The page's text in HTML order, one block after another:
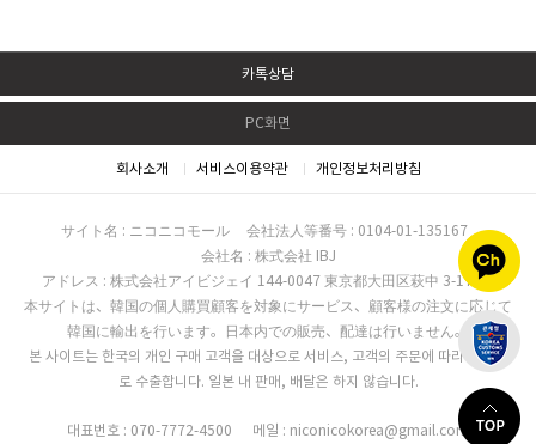
카톡상담
PC화면
회사소개 서비스이용약관 개인정보처리방침
サイト名 : ニコニコモール
会社法人等番号 : 0104-01-135167
会社名 : 株式会社 IBJ
アドレス : 株式会社アイビジェイ 144-0047 東京都大田区萩中 3-17-16
本サイトは、韓国の個人購買顧客を対象にサービス、顧客様の注文に応じて
韓国に輸出を行います。日本内での販売、配達は行いません。
본 사이트는 한국의 개인 구매 고객을 대상으로 서비스, 고객의 주문에 따라 한국으
로 수출합니다. 일본 내 판매, 배달은 하지 않습니다.
대표번호 : 070-7772-4500 메일 : niconicokorea@gmail.com